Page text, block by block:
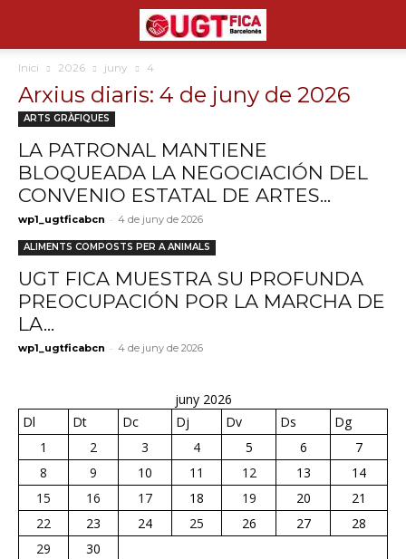
Inici 2026 juny 4
Arxius diaris: 4 de juny de 2026
ARTS GRÀFIQUES
LA PATRONAL MANTIENE
BLOQUEADA LA NEGOCIACIÓN DEL
CONVENIO ESTATAL DE ARTES...
wp1_ugtficabcn - 4 de juny de 2026
ALIMENTS COMPOSTS PER A ANIMALS
UGT FICA MUESTRA SU PROFUNDA
PREOCUPACIÓN POR LA MARCHA DE
LA...
wp1_ugtficabcn - 4 de juny de 2026
juny 2026
Dl
Dt Dc Dj Dv Ds
Dg
1
2 3 4 5 6
7
8
9 10 11 12 13
14
15
16 17 18 19 20
21
22
23 24 25 26 27
28
29
30